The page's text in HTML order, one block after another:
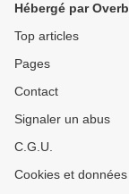
Hébergé par
Top articles
Pages
Contact
Signaler un abus
C.G.U.
Cookies et